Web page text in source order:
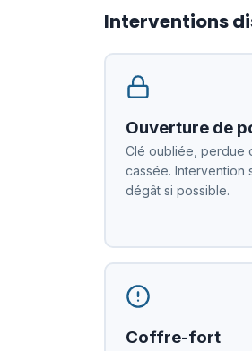
Interventions
Ouverture de
Clé oubliée, perdue
cassée. Intervention
dégât si possible.
Coffre-fort